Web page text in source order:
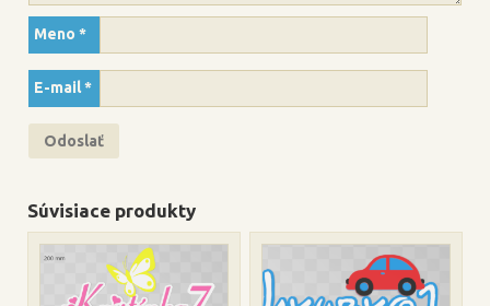
Meno *
E-mail*
Súvisiace produkty